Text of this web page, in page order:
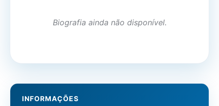
Biografia ainda não disponível.
INFORMAÇÕES